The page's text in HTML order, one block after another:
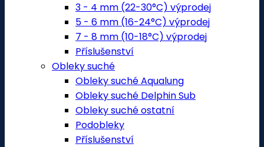
3 - 4 mm (22-30°C) výprodej
5 - 6 mm (16-24°C) výprodej
7 - 8 mm (10-18°C) výprodej
Příslušenství
Obleky suché
Obleky suché Aqualung
Obleky suché Delphin Sub
Obleky suché ostatní
Podobleky
Příslušenství